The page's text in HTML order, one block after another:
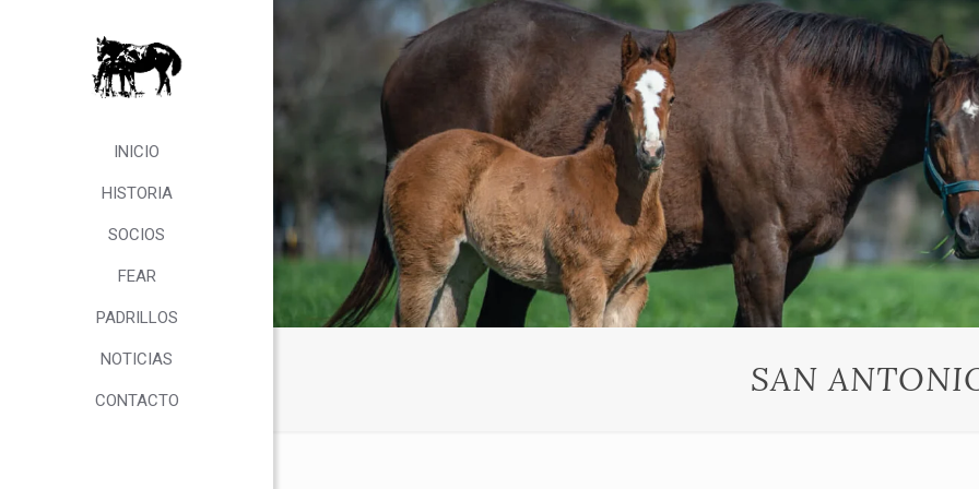
INICIO
HISTORIA
SOCIOS
FEAR
PADRILLOS
NOTICIAS
CONTACTO
SAN